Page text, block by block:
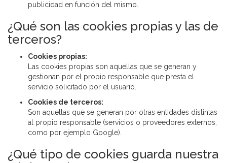
publicidad en función del mismo.
¿Qué son las cookies propias y las de
terceros?
Cookies propias:
Las cookies propias son aquellas que se generan y
gestionan por el propio responsable que presta el
servicio solicitado por el usuario.
Cookies de terceros:
Son aquellas que se generan por otras entidades distintas
al propio responsable (servicios o proveedores externos,
como por ejemplo Google).
¿Qué tipo de cookies guarda nuestra